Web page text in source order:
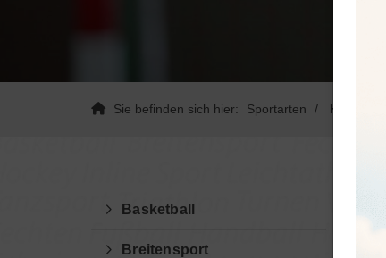
Sie befinden sich hier: Sportarten Handball
Basketball
Breitensport